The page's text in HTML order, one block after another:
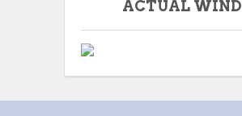
ACTUAL WIND